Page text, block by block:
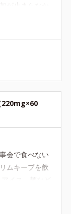
が止まらなか
220mg×60
会で食べない
ムキープを飲
イス、麺など